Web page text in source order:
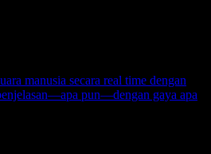
manusia secara real time dengan
pun—dengan gaya apa